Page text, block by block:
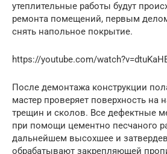
утеплительные работы будут
ремонта помещений, первым
снять напольное покрытие.
https://youtube.com/
После демонтажа конструкции
мастер проверяет поверхность на
трещин и сколов. Все дефектные
при помощи цементно песчаного
дальнейшем высохшее и
обрабатывают закрепляющей